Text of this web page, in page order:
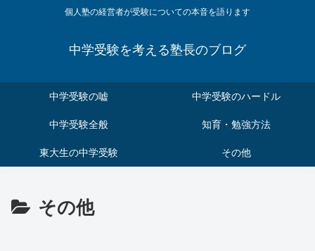
個人塾の経営者が受験についての本音を語ります
中学受験を考える塾長のブログ
中学受験の嘘 中学受験のハードル
中学受験全般 知育・勉強方法
東大生の中学受験 その他
その他